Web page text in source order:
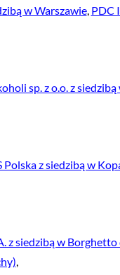
w Warszawie, PDC
sp. z o.o. z siedzibą
Polska z siedzibą w
z siedzibą w
,